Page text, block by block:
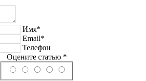
Имя*
Email*
Телефон
Оцените статью *